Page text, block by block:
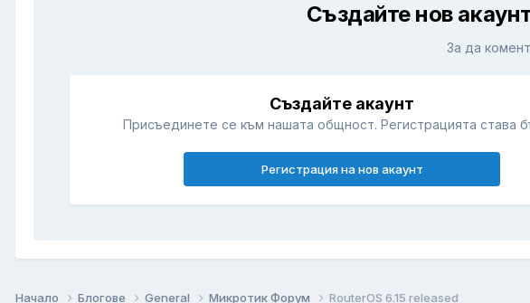
Създайте нов
За да
Създайте акаунт
Присъединете се към нашата общност. Регистрацията става
Регистрация на нов акаунт
Начало Блогове General Микротик Форум RouterOS 6.15 released